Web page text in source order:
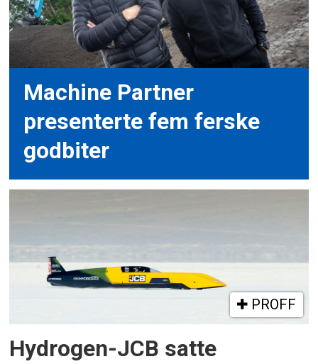
Machine Partner
presenterte fem ferske
godbiter
PROFF
Hydrogen-JCB satte